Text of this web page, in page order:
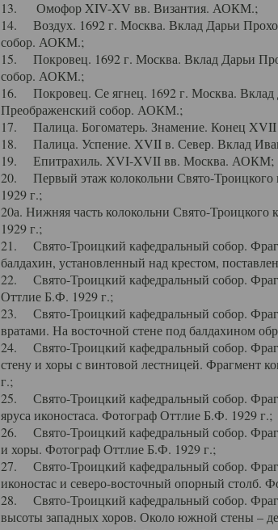
13. Омофор XIV-XV вв. Византия. АОКМ.;
14. Воздух. 1692 г. Москва. Вклад Дарьи
собор. АОКМ.;
15. Покровец. 1692 г. Москва. Вклад Дарьи
собор. АОКМ.;
16. Покровец. Се ягнец. 1692 г. Москва.
Преображенский собор. АОКМ.;
17. Палица. Богоматерь. Знамение. Конец
18. Палица. Успение. XVII в. Север. Вклад
19. Епитрахиль. XVI-XVII вв. Москва. АОКМ;
20. Первый этаж колокольни Свято-Троицкого
1929 г.;
20а. Нижняя часть колокольни Свято-
1929 г.;
21. Свято-Троицкий кафедральный собор.
балдахин, установленный над крестом,
22. Свято-Троицкий кафедральный собор.
Оттлие Б.Ф. 1929 г.;
23. Свято-Троицкий кафедральный собор.
вратами. На восточной стене под балдахином
24. Свято-Троицкий кафедральный собор.
стену и хоры с винтовой лестницей. Фрагмент
г.;
25. Свято-Троицкий кафедральный собор.
яруса иконостаса. Фотограф Оттлие Б.Ф. 1929 г.;
26. Свято-Троицкий кафедральный собор.
и хоры. Фотограф Оттлие Б.Ф. 1929 г.;
27. Свято-Троицкий кафедральный собор.
иконостас и северо-восточный опорный столб.
28. Свято-Троицкий кафедральный собор.
высоты западных хоров. Около южной стены –